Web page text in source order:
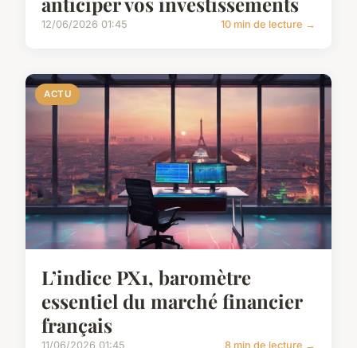
12/06/2026 01:45 10 min de lecture →
ACTU
L’indice PX1, baromètre
essentiel du marché financier
français
11/06/2026 01:45 8 min de lecture →